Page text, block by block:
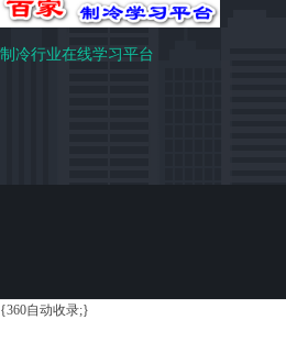
制冷行业在线学习平台
{360自动收录;}